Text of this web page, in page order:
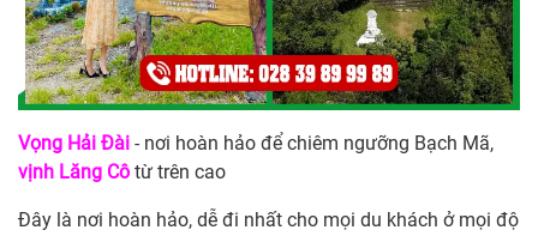
Vọng Hải Đài - nơi hoàn hảo để chiêm ngưỡng Bạch Mã,
vịnh Lăng Cô từ trên cao
Đây là nơi hoàn hảo, dễ đi nhất cho mọi du khách ở mọi độ